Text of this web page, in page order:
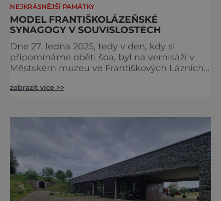
NEJKRÁSNĚJŠÍ PAMÁTKY
MODEL FRANTIŠKOLÁZEŇSKÉ
SYNAGOGY V SOUVISLOSTECH
Dne 27. ledna 2025, tedy v den, kdy si
připomínáme oběti šoa, byl na vernisáži v
Městském muzeu ve Františkových Lázních
nacisty zničena v roce 1938. Do lázeňského
některé události spojené s touto významnou
zobrazit více >>